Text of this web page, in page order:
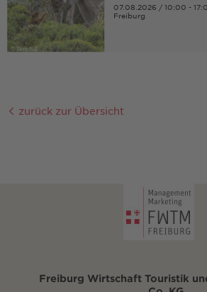
© Bern Nill
07.08.2026 / 10:00 -
Freiburg
zurück zur Übersicht
Freiburg Wirtschaft Touristik